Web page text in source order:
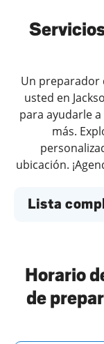
Un preparador
usted en
para ayudarle
más.
ubicación.
Lista
Horario
de